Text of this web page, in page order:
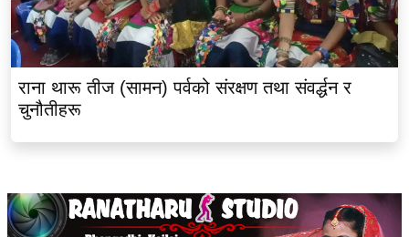
राना थारू तीज (सामन) पर्वको संरक्षण तथा संवर्द्धन र
चुनौतीहरू